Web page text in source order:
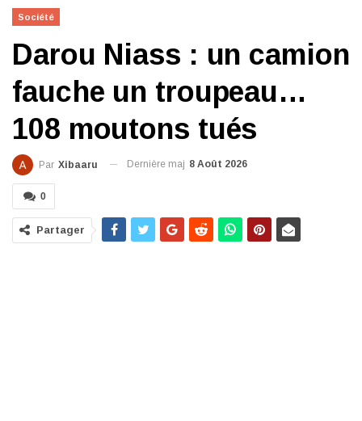
Société
Darou Niass : un camion
fauche un troupeau…
108 moutons tués
Par Xibaaru Dernière maj 8 Août 2026
0
Partager